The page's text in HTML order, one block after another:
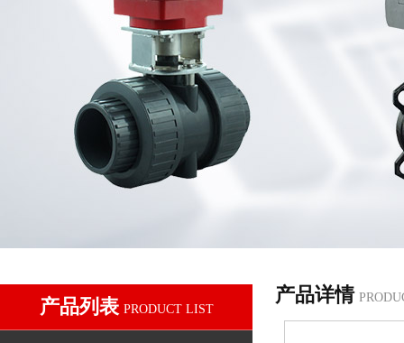
产品列表 PRODUCT LIST
产品详情